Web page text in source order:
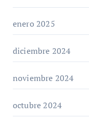
enero 2025
diciembre 2024
noviembre 2024
octubre 2024